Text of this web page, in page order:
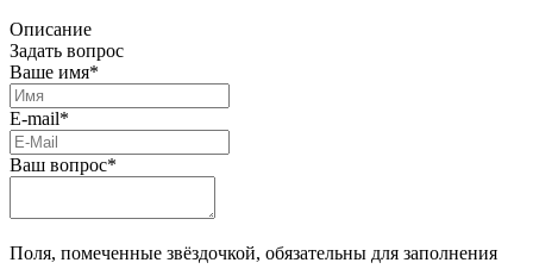
Описание
Задать вопрос
Ваше имя*
E-mail*
Ваш вопрос*
Поля, помеченные звёздочкой, обязательны для заполнения